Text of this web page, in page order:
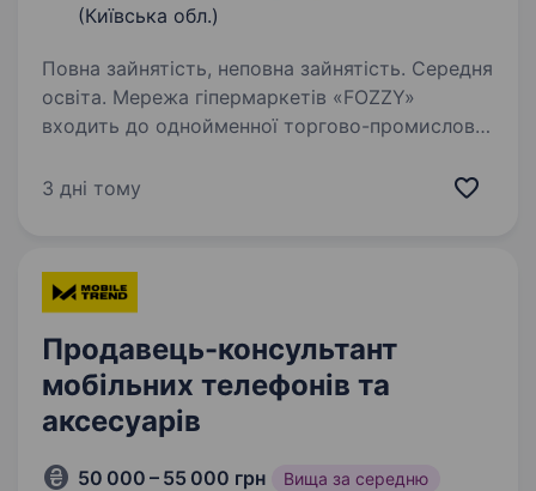
(Київська обл.)
Повна зайнятість, неповна зайнятість. Середня
освіта. Мережа гіпермаркетів «FOZZY»
входить до однойменної торгово-промислової
з компаній, що найбільш динамічно
3 дні тому
Продавець-консультант
мобільних телефонів та
аксесуарів
50 000 – 55 000 грн Вища за середню